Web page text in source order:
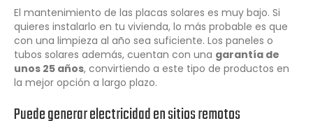
El mantenimiento de las placas solares es muy bajo. Si
quieres instalarlo en tu vivienda, lo más probable es que
con una limpieza al año sea suficiente. Los paneles o
tubos solares además, cuentan con una garantía de
unos 25 años, convirtiendo a este tipo de productos en
la mejor opción a largo plazo.
Puede generar electricidad en sitios remotos